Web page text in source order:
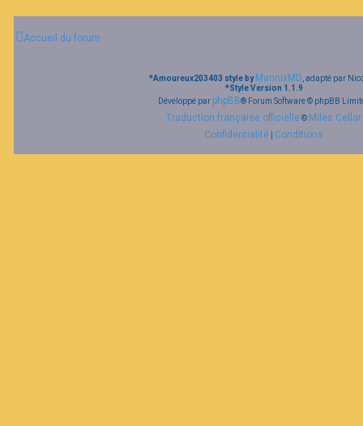
Accueil du forum
*Amoureux203403 style byMannixMD , adapté par
*Style Version 1.1.9
Développé par phpBB® Forum Software © phpBB
Traduction française officielle© Miles Cellar
Confidentialité Conditions